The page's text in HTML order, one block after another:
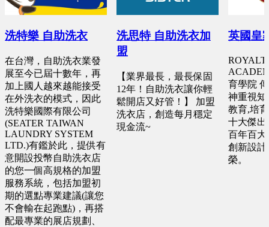
洗特樂 自助洗衣
在台灣，自助洗衣業發
展至今已屆十數年，再
加上國人越來越能接受
在外洗衣的模式，因此
洗特樂國際有限公司
(SEATER TAIWAN
LAUNDRY SYSTEM
LTD.)有鑑於此，提供有
意開設投幣自助洗衣店
的您一個高規格的加盟
服務系統，包括加盟初
期的選點專業建議(讓您
不會輸在起跑點)，再搭
配最專業的展店規劃、
洗思特 自助洗衣加
盟
【業界最長，最長保固
12年！自助洗衣讓你輕
鬆開店又好管！】 加盟
洗衣店，創造每月穩定
現金流~
英國皇
育學院
神重視知
教育,培
十大傑出
百年百大
創新設計
榮。